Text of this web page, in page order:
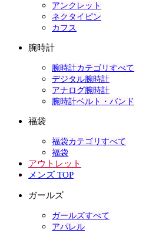
アンクレット
ネクタイピン
カフス
腕時計
腕時計カテゴリすべて
デジタル腕時計
アナログ腕時計
腕時計ベルト・バンド
福袋
福袋カテゴリすべて
福袋
アウトレット
メンズ TOP
ガールズ
ガールズすべて
アパレル